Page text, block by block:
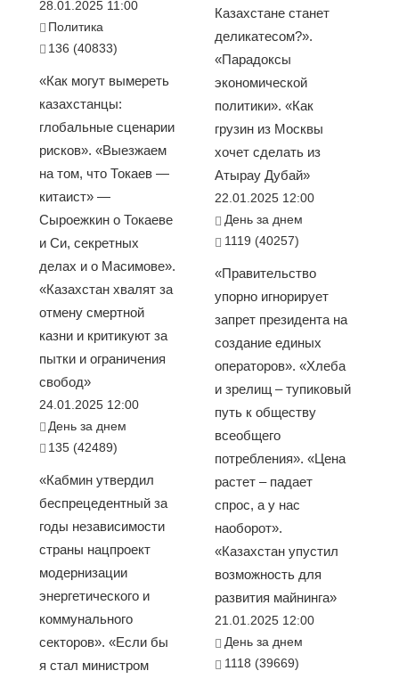
28.01.2025 11:00
Политика
136 (40833)
«Как могут вымереть
казахстанцы:
глобальные сценарии
рисков». «Выезжаем
на том, что Токаев —
китаист» —
Сыроежкин о Токаеве
и Си, секретных
делах и о Масимове».
«Казахстан хвалят за
отмену смертной
казни и критикуют за
пытки и ограничения
свобод»
24.01.2025 12:00
День за днем
135 (42489)
«Кабмин утвердил
беспрецедентный за
годы независимости
страны нацпроект
модернизации
энергетического и
коммунального
секторов». «Если бы
я стал министром
Казахстане станет
деликатесом?».
«Парадоксы
экономической
политики». «Как
грузин из Москвы
хочет сделать из
Атырау Дубай»
22.01.2025 12:00
День за днем
1119 (40257)
«Правительство
упорно игнорирует
запрет президента на
создание единых
операторов». «Хлеба
и зрелищ – тупиковый
путь к обществу
всеобщего
потребления». «Цена
растет – падает
спрос, а у нас
наоборот».
«Казахстан упустил
возможность для
развития майнинга»
21.01.2025 12:00
День за днем
1118 (39669)